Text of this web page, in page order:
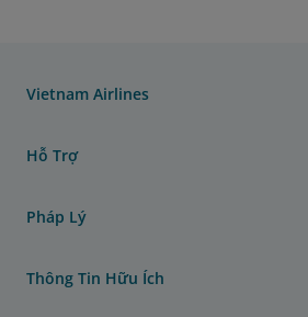
Vietnam Airlines
Hỗ Trợ
Pháp Lý
Thông Tin Hữu Ích